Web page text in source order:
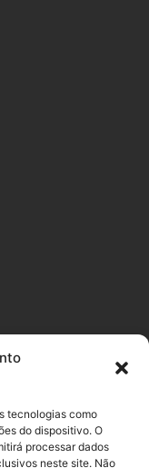
tecnologias como
do dispositivo. O
processar dados
neste site. Não